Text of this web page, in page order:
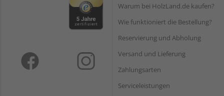
Warum bei HolzLand.de kaufen?
Wie funktioniert die Bestellung?
Reservierung und Abholung
Versand und Lieferung
Zahlungsarten
Serviceleistungen